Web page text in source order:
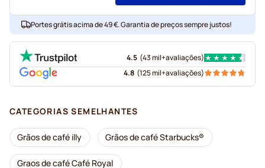
Portes grátis acima de 49 €. Garantia de preços sempre justos!
4.5 (43 mil+avaliações)
4.8 (125 mil+avaliações)
CATEGORIAS SEMELHANTES
Grãos de café illy Grãos de café Starbucks®
Graos de café Café Royal